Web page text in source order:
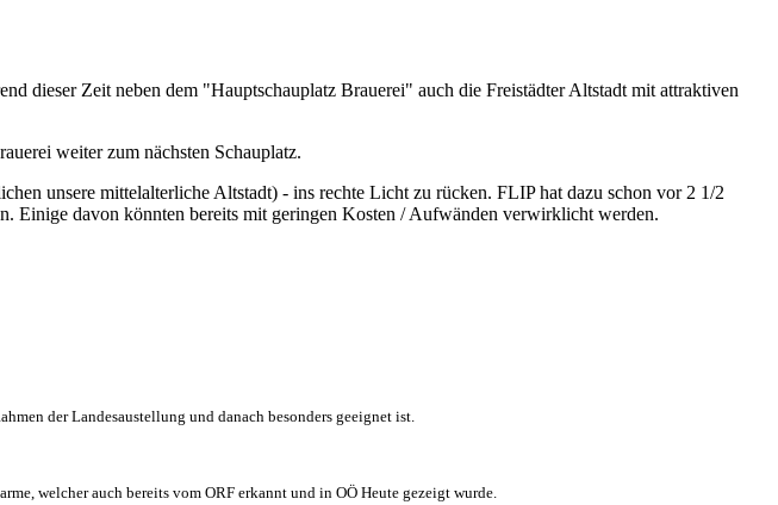
dieser Zeit neben dem "Hauptschauplatz Brauerei" auch die Freistädter Altstadt mit attraktiven
weiter zum nächsten Schauplatz.
unsere mittelalterliche Altstadt) - ins rechte Licht zu rücken. FLIP hat dazu schon vor 2 1/2
Einige davon könnten bereits mit geringen Kosten / Aufwänden verwirklicht werden.
der Landesaustellung und danach besonders geeignet ist.
welcher auch bereits vom ORF erkannt und in OÖ Heute gezeigt wurde.